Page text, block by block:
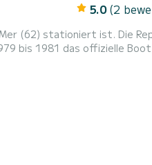
5.0 (2
(62) stationiert ist. Die
bis 1981 das offizielle
Gewässern wendig und